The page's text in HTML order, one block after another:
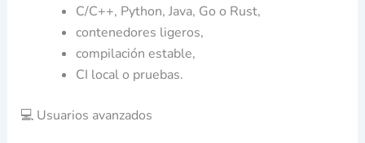
C/C++, Python, Java, Go o Rust,
contenedores ligeros,
compilación estable,
CI local o pruebas.
💻 Usuarios avanzados